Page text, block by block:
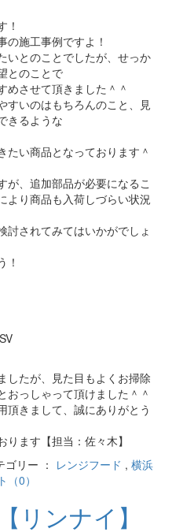
！
の施工事例ですよ！
いとのことでしたが、せっか
とのことで
めさせて頂きました＾＾
すいのはもちろんのこと、見
きるような
たい商品となっております＾
が、追加部品が必要になるこ
より商品も入荷しづらい状況
討されてみてはいかがでしょ
！
したが、見た目もよくお掃除
おっしゃって頂けました＾＾
頂きまして、誠にありがとう
ます【担当：佐々木】
リー ： レンジフード , 横浜
（0）
リンナイ】